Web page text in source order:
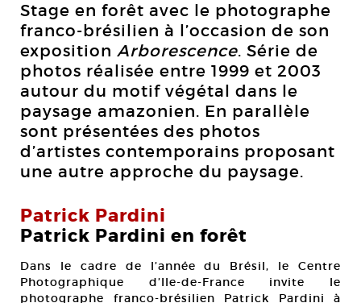
Stage en forêt avec le photographe
franco-brésilien à l’occasion de son
exposition Arborescence. Série de
photos réalisée entre 1999 et 2003
autour du motif végétal dans le
paysage amazonien. En parallèle
sont présentées des photos
d’artistes contemporains proposant
une autre approche du paysage.
Patrick Pardini
Patrick Pardini en forêt
Dans le cadre de l’année du Brésil, le Centre
Photographique d’Ile-de-France invite le
photographe franco-brésilien Patrick Pardini à